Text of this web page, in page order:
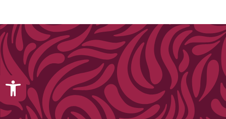
Open toolbar